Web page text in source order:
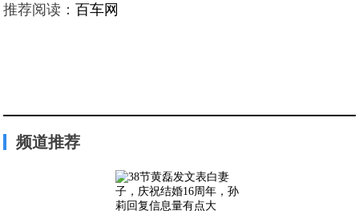
推荐阅读：百车网
频道推荐